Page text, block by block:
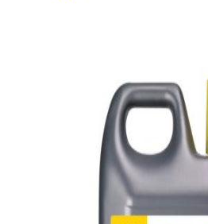
Søg Kurv
indretningskonsulent